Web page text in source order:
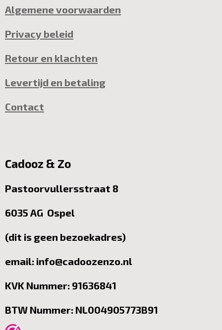
Algemene voorwaarden
Privacy beleid
Retour en klachten
Levertijd en betaling
Contact
Cadooz & Zo
Pastoorvullersstraat 8
6035 AG Ospel
(dit is geen bezoekadres)
email: info@cadoozenzo.nl
KVK Nummer: 91636841
BTW Nummer: NL004905773B91